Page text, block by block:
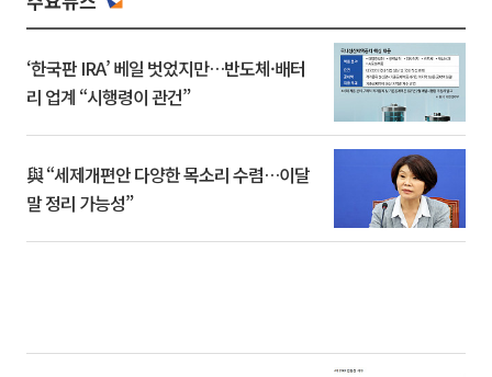
‘한국판 IRA’ 베일 벗었지만…반도체·배터
리 업계 “시행령이 관건”
與 “세제개편안 다양한 목소리 수렴…이달
말 정리 가능성”